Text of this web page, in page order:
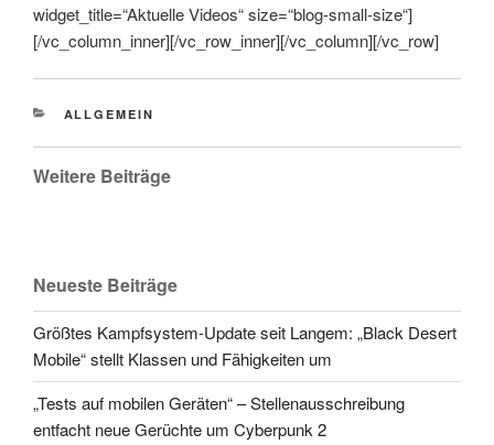
widget_title=“Aktuelle Videos“ size=“blog-small-size“]
[/vc_column_inner][/vc_row_inner][/vc_column][/vc_row]
CATEGORIES
ALLGEMEIN
Weitere Beiträge
Neueste Beiträge
Größtes Kampfsystem-Update seit Langem: „Black Desert
Mobile“ stellt Klassen und Fähigkeiten um
„Tests auf mobilen Geräten“ – Stellenausschreibung
entfacht neue Gerüchte um Cyberpunk 2